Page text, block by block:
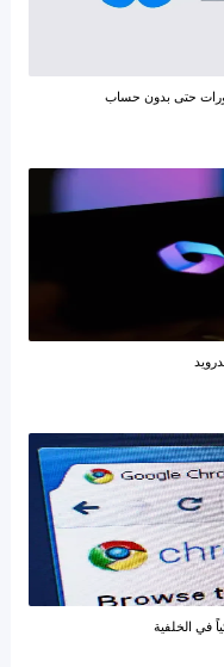
في الخلفية